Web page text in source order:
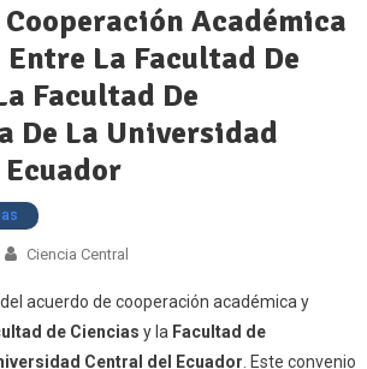
Académica
La Facultad De
Facultad De
De La Universidad
Ciencia Central
acuerdo de cooperación académica y
de Ciencias y la Facultad de
Central del Ecuador . Este convenio